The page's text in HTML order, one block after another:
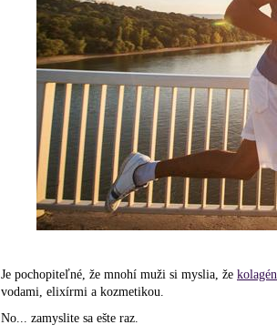
Je pochopiteľné, že mnohí muži si myslia, že kolagén
vodami, elixírmi a kozmetikou.
No... zamyslite sa ešte raz.